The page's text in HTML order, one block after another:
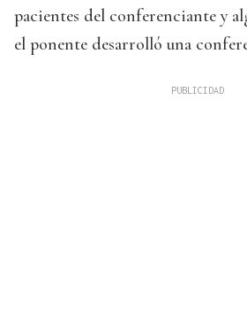
pacientes del conferenciante y
el ponente desarrolló una